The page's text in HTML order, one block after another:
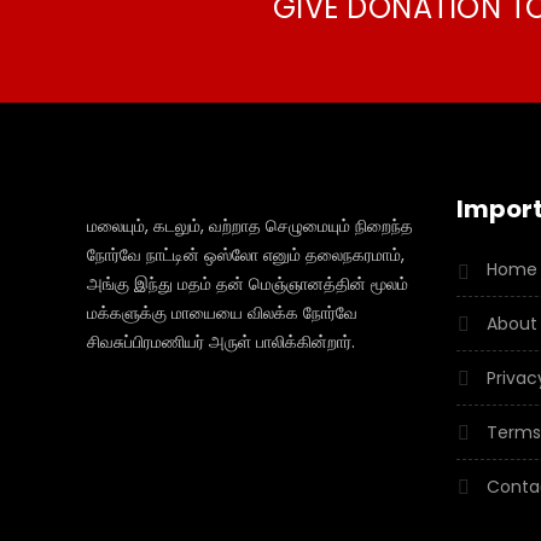
மலையும், கடலும், வற்றாத செழுமையும் நிறைந்த
நோர்வே நாட்டின் ஒஸ்லோ எனும் தலைநகரமாம்,
அங்கு இந்து மதம் தன் மெஞ்ஞானத்தின் மூலம்
மக்களுக்கு மாயையை விலக்க நோர்வே
சிவசுப்பிரமணியர் அருள் பாலிக்கின்றார்.
Home